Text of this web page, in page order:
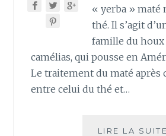
« yerba » maté
thé. Il s’agit
famille du houx
camélias, qui pousse en
Le traitement du maté après
entre celui du thé et…
LIRE LA SUITE